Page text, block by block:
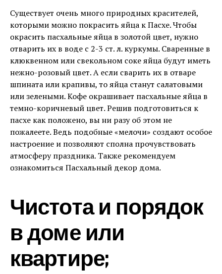
Существует очень много природных красителей,
которыми можно покрасить яйца к Пасхе. Чтобы
окрасить пасхальные яйца в золотой цвет, нужно
отварить их в воде с 2-3 ст. л. куркумы. Сваренные в
клюквенном или свекольном соке яйца будут иметь
нежно-розовый цвет. А если сварить их в отваре
шпината или крапивы, то яйца станут салатовыми
или зелеными. Кофе окрашивает пасхальные яйца в
темно-коричневый цвет. Решив подготовиться к
пасхе как положено, вы ни разу об этом не
пожалеете. Ведь подобные «мелочи» создают особое
настроение и позволяют сполна прочувствовать
атмосферу праздника. Также рекомендуем
ознакомиться Пасхальный декор дома.
Чистота и порядок
в доме или
квартире;